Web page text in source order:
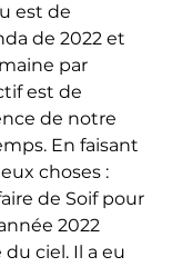
est de
de 2022 et
par
est de
de notre
En faisant
choses :
de Soif pour
2022
ciel. Il a eu